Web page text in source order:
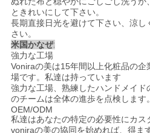
ときれいにして下さい。
長期直接日光を避けて下さい、涼
さい。
米国かなぜ:
強力な工場
Voniraの美は15年間以上化粧品の
場です。私達は持っています
強力な工場、熟練したハンドメイ
のチームは全体の進歩を点検します。
OEM/ODM
私達はあなたの特定の必要性にカス
voniraの美の協同を始めれば、得ま